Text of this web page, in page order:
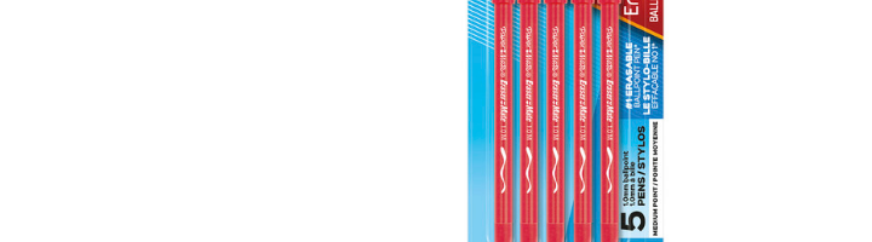
Ver más
Etiquetas inkjet y láser
Refuerzos para carpeta
Ver más
Ver más